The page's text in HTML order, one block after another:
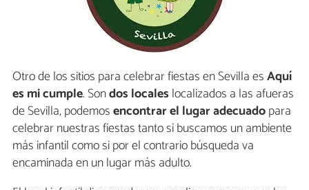
Otro de los sitios para celebrar fiestas en Sevilla esAquí
es mi cumple. Sondos locales localizados a las afueras
de Sevilla, podemosencontrar el lugar adecuadopara
celebrar nuestras fiestas tanto si buscamos un ambiente
más infantil como si por el contrario búsqueda va
encaminada en un lugar más adulto.